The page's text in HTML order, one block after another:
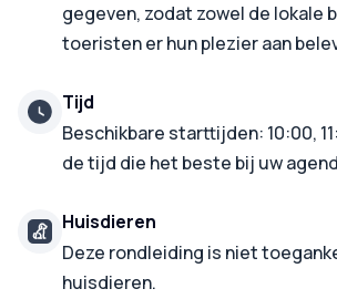
gegeven, zodat zowel de lokale
toeristen er hun plezier aan
Tijd
Beschikbare starttijden: 10:00,
de tijd die het beste bij uw
Huisdieren
Deze rondleiding is niet
huisdieren.